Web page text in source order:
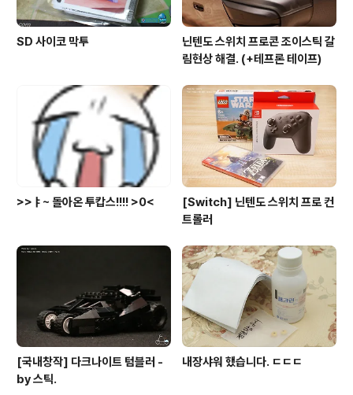
SD 사이코 막투
닌텐도 스위치 프로콘 조이스틱 갈
림현상 해결. (+테프론 테이프)
>>ㅑ~ 돌아온 투캅스!!!! >0<
[Switch] 닌텐도 스위치 프로 컨
트롤러
[국내창작] 다크나이트 텀블러 -
by 스틱.
내장샤워 했습니다. ㄷㄷㄷ